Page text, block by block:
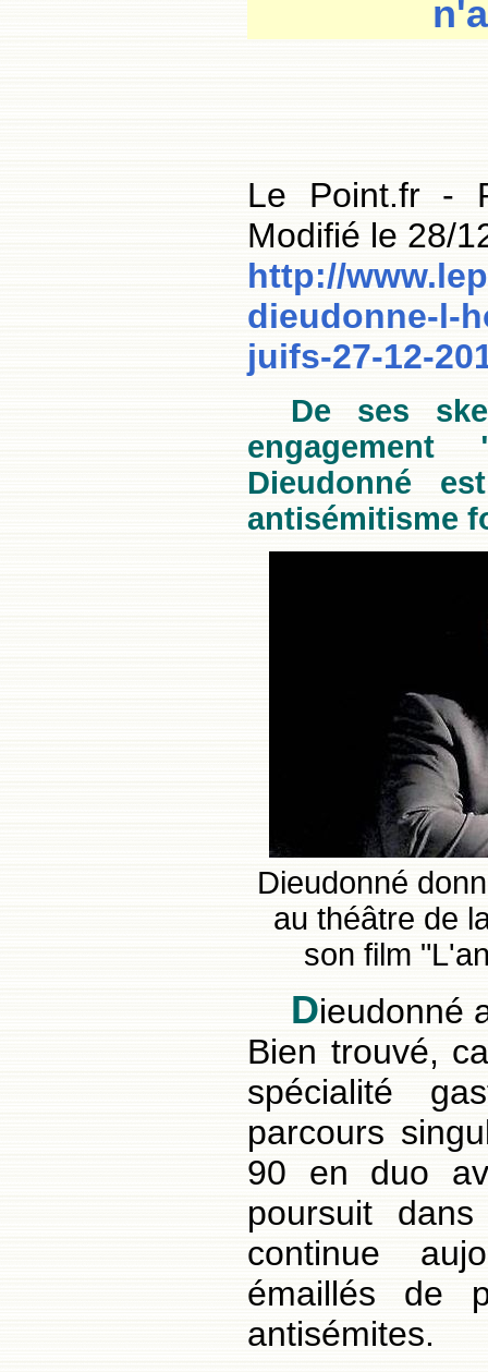
Le Point.fr -
Modifié le 28/
http://
dieudonne-l-
juifs-27-12-
De ses
Dieudonné
antisémitisme
Dieudonné
au théâtre de
son film
Dieudonné
Bien trouvé,
spécialité
parcours
90 en duo
poursuit
continue
émaillés de
antisémites.